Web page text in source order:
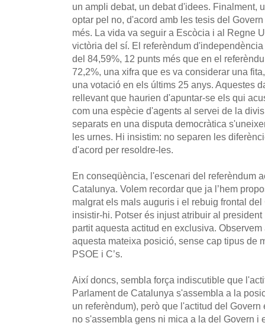
un ampli debat, un debat d'idees. Finalment,
optar pel no, d'acord amb les tesis del
més. La vida va seguir a Escòcia i al Regne
victòria del sí. El referèndum
del 84,59%, 12 punts més que en el
72,2%, una xifra que es va considerar una
una votació en els últims 25 anys. Aquestes
rellevant que haurien d'apuntar-se els qui
com una espècie d'agents al servei de la
separats en una disputa democràtica
les urnes. Hi insistim: no separen les
d'acord per resoldre-les.
En conseqüència, l'escenari del referèndum
Catalunya. Volem recordar que ja l’hem
malgrat els mals auguris i el rebuig frontal
insistir-hi. Potser és injust atribuir al
partit aquesta actitud en exclusiva.
aquesta mateixa posició, sense cap tipus de
PSOE i C’s.
Així doncs, sembla força indiscutible que
Parlament de Catalunya s'assembla a la
un referèndum), però que l'actitud del
no s'assembla gens ni mica a la del Govern i